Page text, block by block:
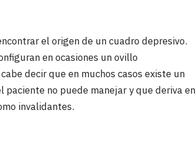
el origen de un cuadro depresivo.
en ocasiones un ovillo
decir que en muchos casos existe un
no puede manejar y que deriva en
invalidantes.